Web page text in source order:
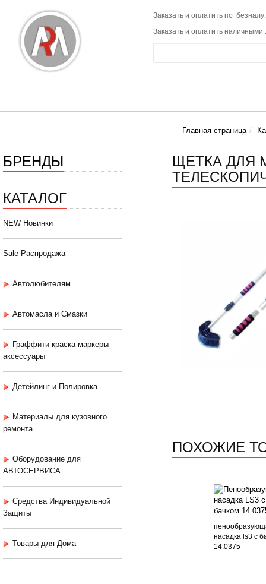
Заказать и оплатить по
Заказать и оплатить наличными
Главная страница
БРЕНДЫ
КАТАЛОГ
NEW Новинки
Sale Распродажа
Автолюбителям
Автомасла и Смазки
Граффити краска-маркеры-
аксессуары
Детейлинг и Полировка
Материалы для кузовного
ремонта
Оборудование для
АВТОСЕРВИСА
Средства Индивидуальной
Защиты
Товары для Дома
ЩЕТКА ДЛЯ
ПОХОЖИЕ
насадка ls3 с
14.0375